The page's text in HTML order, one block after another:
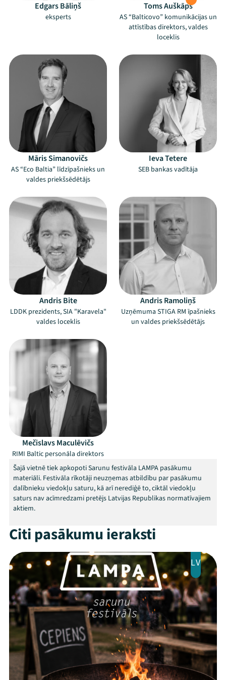
Mana programma
Festivāls
Programma
Viņi bija LAMPĀ 2026
Jaunumi
Veikals
Kontakti
ThreadsFacebookYoutube
X Instagram
Flick TikTok
Edgars Bāliņš
eksperts
Toms Auškāps
AS “Balticovo” komunikācijas un
attīstības direktors, valdes
loceklis
Māris Simanovičs
AS “Eco Baltia” līdzīpašnieks un
valdes priekšsēdētājs
Ieva Tetere
SEB bankas vadītāja
Andris Bite
LDDK prezidents, SIA "Karavela"
valdes loceklis
Andris Ramoliņš
Uzņēmuma STIGA RM īpašnieks
un valdes priekšsēdētājs
Mečislavs Maculēvičs
RIMI Baltic personāla direktors
Šajā vietnē tiek apkopoti Sarunu festivāla LAMPA pasākumu
materiāli. Festivāla rīkotāji neuzņemas atbildību par pasākumu
dalībnieku viedokļu saturu, kā arī nerediģē to, ciktāl viedokļu
saturs nav acīmredzami pretējs Latvijas Republikas normatīvajiem
aktiem.
Citi pasākumu ieraksti
LV